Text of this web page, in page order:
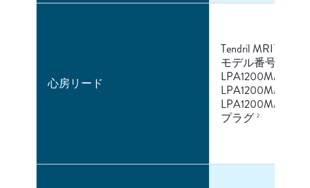
心房リード
Tendril MRI™
モデル番号：
LPA1200M/46
LPA1200M/52
LPA1200M/58
プラグ 2